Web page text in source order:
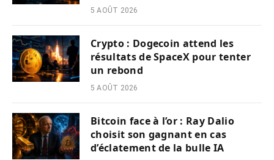
5 AOÛT 2026
Crypto : Dogecoin attend les
résultats de SpaceX pour tenter
un rebond
5 AOÛT 2026
Bitcoin face à l’or : Ray Dalio
choisit son gagnant en cas
d’éclatement de la bulle IA